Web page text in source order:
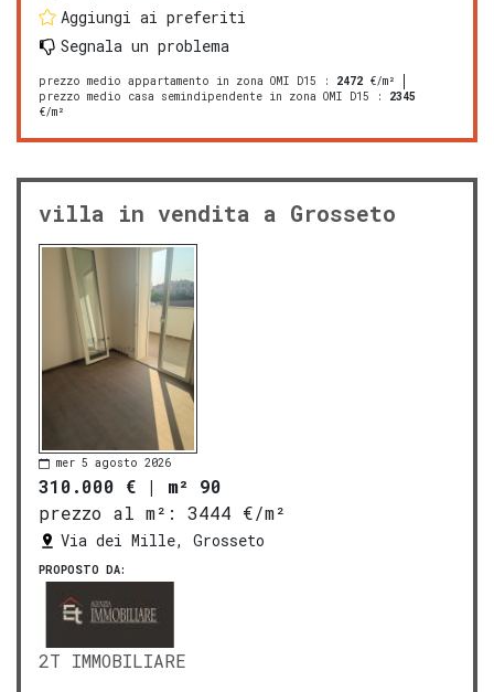
Aggiungi ai preferiti
Segnala un problema
prezzo medio appartamento in zona OMI D15 : 2472 €/m²
prezzo medio casa semindipendente in zona OMI D15 : 2345
€/m²
villa in vendita a Grosseto
mer 5 agosto 2026
310.000 € | m² 90
prezzo al m²:
3444 €/m²
Via dei Mille, Grosseto
PROPOSTO DA:
2T IMMOBILIARE